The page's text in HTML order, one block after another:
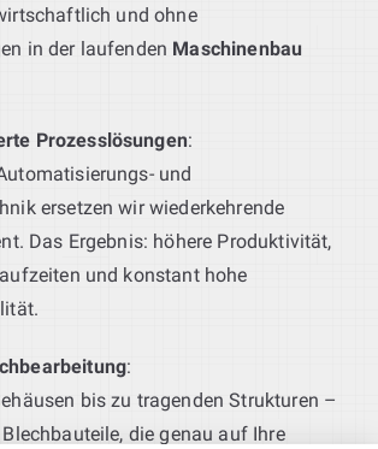
und ohne
in der laufenden Maschinenbau
Prozesslösungen:
und
ersetzen wir wiederkehrende
Das Ergebnis: höhere Produktivität,
und konstant hohe
:
bis zu tragenden Strukturen –
die genau auf Ihre